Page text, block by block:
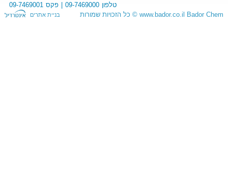
טלפון 09-7469000 פקס 09-7469001
Bador Chem
www.bador.co.il
© כל הזכויות שמורות בניית אתרים